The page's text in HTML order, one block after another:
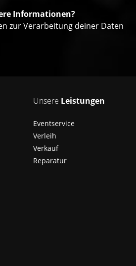
Informationen?
zur Verarbeitung deiner Daten
Unsere Leistungen
Eventservice
Verleih
Verkauf
Reparatur